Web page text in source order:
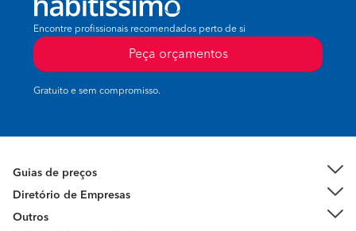
Encontre profissionais recomendados perto de si
Peça orçamentos
Gratuito e sem compromisso.
Guias de preços
Diretório de Empresas
Outros